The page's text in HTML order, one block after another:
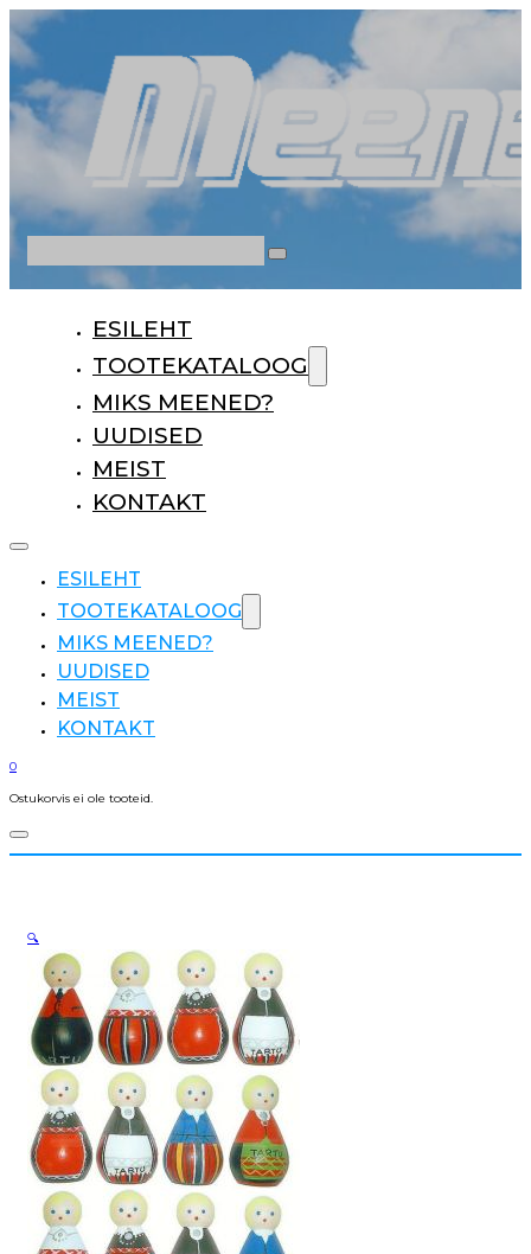
ESILEHT
TOOTEKATALOOG
MIKS MEENED?
UUDISED
MEIST
KONTAKT
ESILEHT
TOOTEKATALOOG
MIKS MEENED?
UUDISED
MEIST
KONTAKT
0
Ostukorvis ei ole tooteid.
🔍